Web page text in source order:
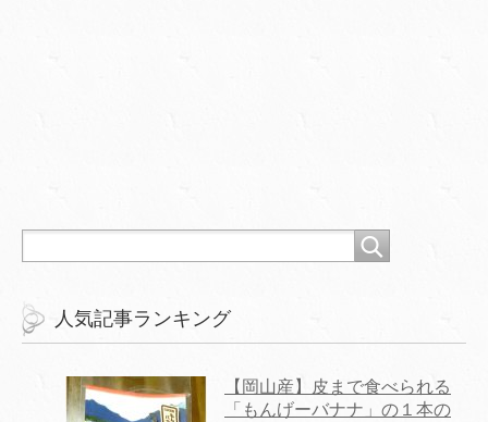
人気記事ランキング
【岡山産】皮まで食べられる
「もんげーバナナ」の１本の